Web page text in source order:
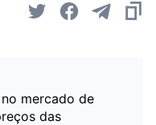
mercado de
das